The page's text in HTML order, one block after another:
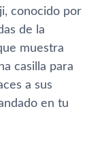
conocido por
de la
muestra
casilla para
a sus
en tu